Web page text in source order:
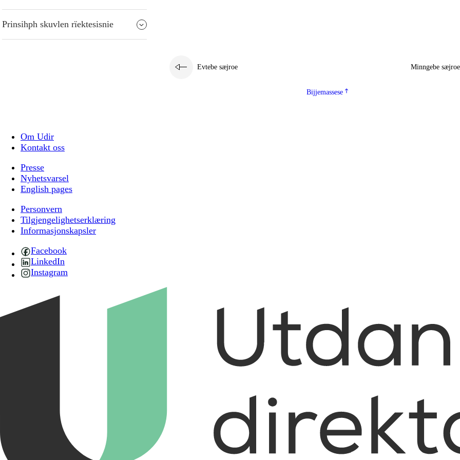
Prinsihph skuvlen rïektesisnie
Evtebe sæjroe Minngebe sæjroe
Bijjemassese
Om Udir
Kontakt oss
Presse
Nyhetsvarsel
English pages
Personvern
Tilgjengelighetserklæring
Informasjonskapsler
Facebook
LinkedIn
Instagram